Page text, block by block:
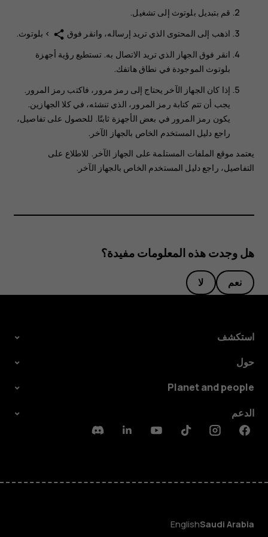
قم بتبديل بلوتوث إلى تشغيل.
اذهب إلى المحتوى الذي تريد إرساله، وانقر فوق share
> بلوتوث.
انقر فوق الجهاز الذي تريد الاتصال به. تستطيع رؤية أجهزة
بلوتوث الموجودة في نطاق هاتفك.
إذا كان الجهاز الآخر يحتاج إلى رمز مرور، فاكتب رمز المرور.
يجب أن تتم كتابة رمز المرور، الذي تنشئه، في كلا الجهازين.
يكون رمز المرور في بعض الأجهزة ثابتًا. للحصول على تفاصيل،
راجع دليل المستخدم الخاص بالجهاز الآخر.
يعتمد موقع الملفات المستلمة على الجهاز الآخر. للاطلاع على
التفاصيل، راجع دليل المستخدم الخاص بالجهاز الآخر.
هل وجدت هذه المعلومات مفيدة؟
نعم لا
استكشف
حول
Planet and people
الدعم
Facebook
Instagram
Tiktok
Youtube
Linkedin
Discord
Saudi Arabia
English